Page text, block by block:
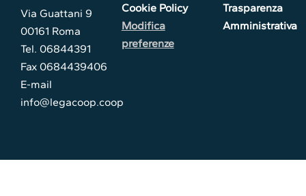
Via Guattani 9
00161 Roma
Tel. 06844391
Fax 0684439406
E-mail
info@legacoop.coop
Cookie Policy
Modifica
preferenze
Trasparenza
Amministrativa